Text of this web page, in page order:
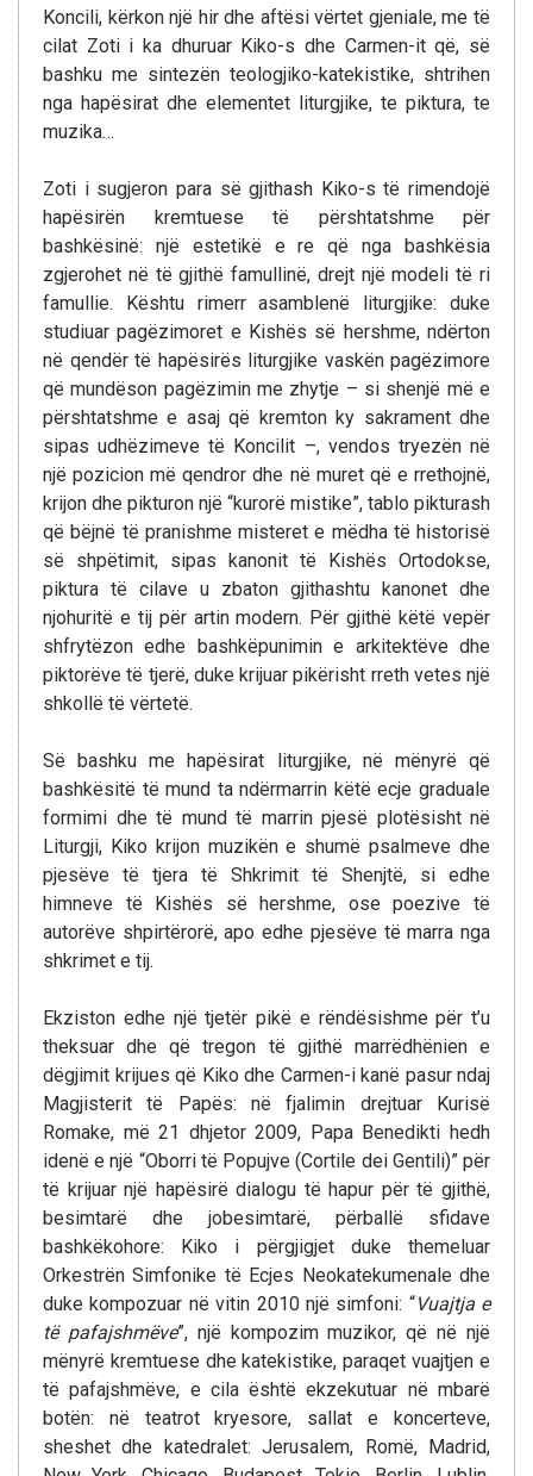
Koncili, kërkon një hir dhe aftësi vërtet gjeniale, me të
cilat Zoti i ka dhuruar Kiko-s dhe Carmen-it që, së
bashku me sintezën teologjiko-katekistike, shtrihen
nga hapësirat dhe elementet liturgjike, te piktura, te
muzika…
Zoti i sugjeron para së gjithash Kiko-s të rimendojë
hapësirën kremtuese të përshtatshme për
bashkësinë: një estetikë e re që nga bashkësia
zgjerohet në të gjithë famullinë, drejt një modeli të ri
famullie. Kështu rimerr asamblenë liturgjike: duke
studiuar pagëzimoret e Kishës së hershme, ndërton
në qendër të hapësirës liturgjike vaskën pagëzimore
që mundëson pagëzimin me zhytje – si shenjë më e
përshtatshme e asaj që kremton ky sakrament dhe
sipas udhëzimeve të Koncilit –, vendos tryezën në
një pozicion më qendror dhe në muret që e rrethojnë,
krijon dhe pikturon një “kurorë mistike”, tablo pikturash
që bëjnë të pranishme misteret e mëdha të historisë
së shpëtimit, sipas kanonit të Kishës Ortodokse,
piktura të cilave u zbaton gjithashtu kanonet dhe
njohuritë e tij për artin modern. Për gjithë këtë vepër
shfrytëzon edhe bashkëpunimin e arkitektëve dhe
piktorëve të tjerë, duke krijuar pikërisht rreth vetes një
shkollë të vërtetë.
Së bashku me hapësirat liturgjike, në mënyrë që
bashkësitë të mund ta ndërmarrin këtë ecje graduale
formimi dhe të mund të marrin pjesë plotësisht në
Liturgji, Kiko krijon muzikën e shumë psalmeve dhe
pjesëve të tjera të Shkrimit të Shenjtë, si edhe
himneve të Kishës së hershme, ose poezive të
autorëve shpirtërorë, apo edhe pjesëve të marra nga
shkrimet e tij.
Ekziston edhe një tjetër pikë e rëndësishme për t’u
theksuar dhe që tregon të gjithë marrëdhënien e
dëgjimit krijues që Kiko dhe Carmen-i kanë pasur ndaj
Magjisterit të Papës: në fjalimin drejtuar Kurisë
Romake, më 21 dhjetor 2009, Papa Benedikti hedh
idenë e një “Oborri të Popujve (Cortile dei Gentili)” për
të krijuar një hapësirë dialogu të hapur për të gjithë,
besimtarë dhe jobesimtarë, përballë sfidave
bashkëkohore: Kiko i përgjigjet duke themeluar
Orkestrën Simfonike të Ecjes Neokatekumenale dhe
duke kompozuar në vitin 2010 një simfoni: “Vuajtja e
të pafajshmëve”, një kompozim muzikor, që në një
mënyrë kremtuese dhe katekistike, paraqet vuajtjen e
të pafajshmëve, e cila është ekzekutuar në mbarë
botën: në teatrot kryesore, sallat e koncerteve,
sheshet dhe katedralet: Jerusalem, Romë, Madrid,